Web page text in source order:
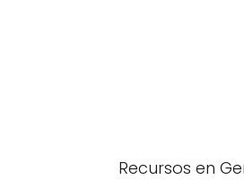
Recursos en